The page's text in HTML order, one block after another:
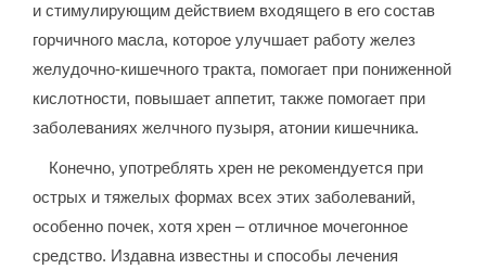
и стимулирующим действием входящего в его состав
горчичного масла, которое улучшает работу желез
желудочно-кишечного тракта, помогает при пониженной
кислотности, повышает аппетит, также помогает при
заболеваниях желчного пузыря, атонии кишечника.
Конечно, употреблять хрен не рекомендуется при
острых и тяжелых формах всех этих заболеваний,
особенно почек, хотя хрен – отличное мочегонное
средство. Издавна известны и способы лечения